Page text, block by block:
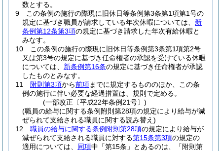
数とする。
9
この条例の施行の際現に旧休日等条例第3条第1項第1号の
規定に基づき職員が請求している年次休暇については、 新
条例第12条第3項の規定に基づき請求した年次有給休暇と
みなす。
10
この条例の施行の際現に旧休日等条例第3条第1項第2号
又は第3号の規定に基づき任命権者の承認を受けている休暇
については、 新条例第16条の規定に基づき任命権者が承認
したものとみなす。
11
附則第3項から前項までに規定するもののほか、この条
例の施行に伴い必要な経過措置は、規則で定める。
(一部改正〔平成22年条例21号〕)
(職員の給与に関する条例附則第28項の規定により給与が減
ぜられて支給される職員に関する読み替え)
12
職員の給与に関する条例附則第28項の規定により給与が
減ぜられて支給される職員に対する第15条第3項の規定の
適用については、 同項中「第15条」とあるのは、「附則第